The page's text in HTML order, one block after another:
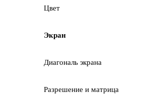
Цвет
Экран
Диагональ экрана
Разрешение и матрица